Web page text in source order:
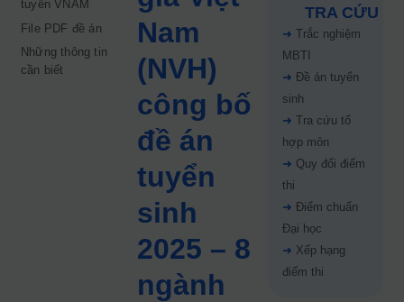
tuyển VNAM
File PDF đề án
Những thông tin
cần biết
Nam
(NVH)
công bố
đề án
tuyển
sinh
2025 – 8
ngành
TRA CỨU
➜ Trắc nghiệm
MBTI
➜ Đề án tuyển
sinh
➜ Tra cứu tổ
hợp môn
➜ Quy đổi điểm
thi
➜ Điểm chuẩn
Đại học
➜ Xếp hạng
điểm thi